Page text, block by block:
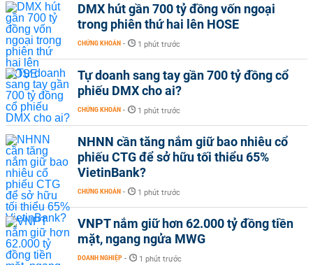
DMX hút gần 700 tỷ đồng vốn ngoại
trong phiên thứ hai lên HOSE
CHỨNG KHOÁN - 1 phút trước
Tự doanh sang tay gần 700 tỷ đồng cổ
phiếu DMX cho ai?
CHỨNG KHOÁN - 1 phút trước
NHNN cần tăng nắm giữ bao nhiêu cổ
phiếu CTG để sở hữu tối thiểu 65%
VietinBank?
CHỨNG KHOÁN - 1 phút trước
VNPT nắm giữ hơn 62.000 tỷ đồng tiền
mặt, ngang ngửa MWG
DOANH NGHIỆP - 1 phút trước